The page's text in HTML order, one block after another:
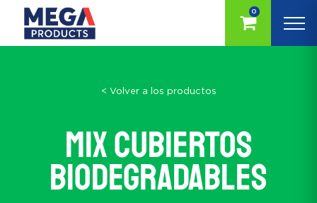
0
< Volver a los productos
Mix cubiertos
biodegradables